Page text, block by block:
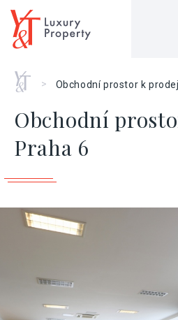
Home
> Obchodní prostor k
Obchodní
Praha 6